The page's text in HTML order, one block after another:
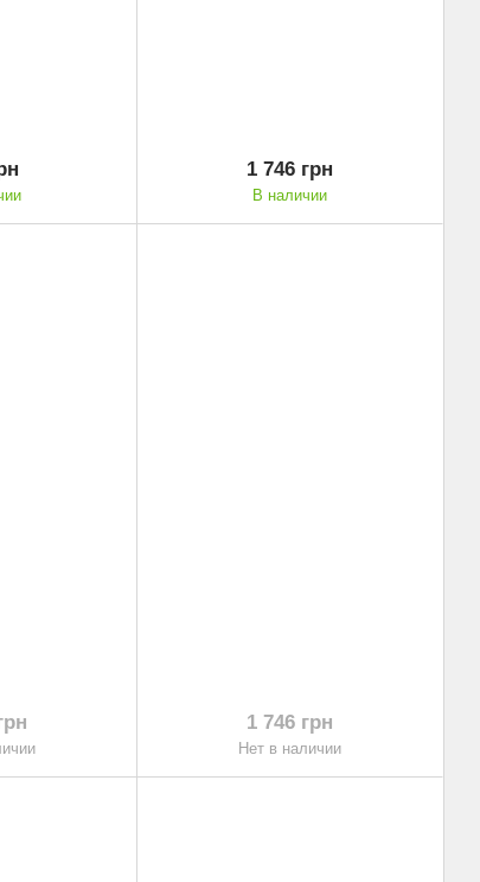
1 746 грн
В наличии
1 746 грн
Нет в наличии